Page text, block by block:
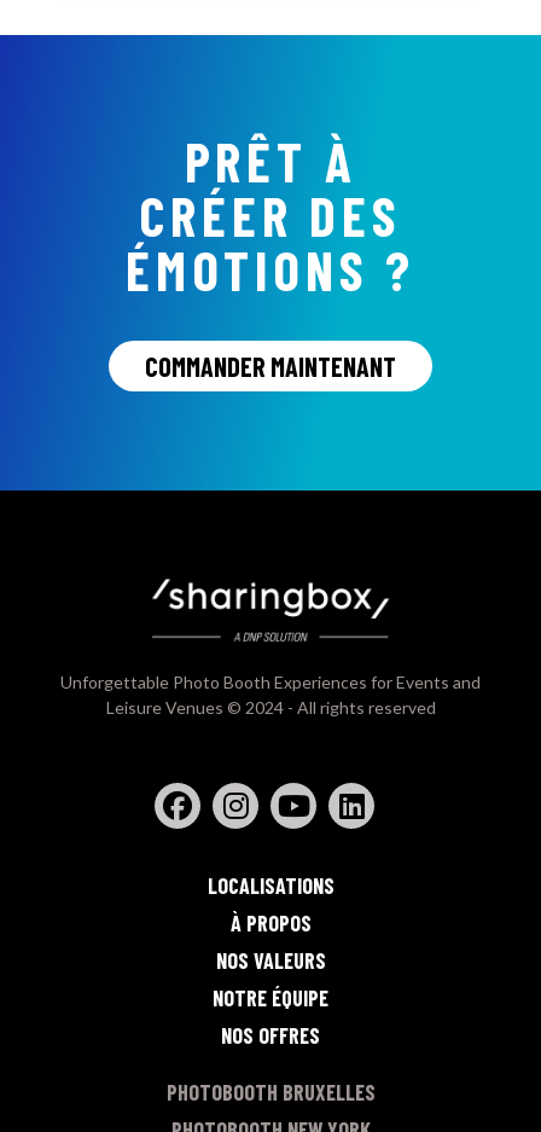
PRÊT À
CRÉER DES
ÉMOTIONS ?
COMMANDER MAINTENANT
Unforgettable Photo Booth Experiences for Events and
Leisure Venues © 2024 - All rights reserved
LOCALISATIONS
À PROPOS
NOS VALEURS
NOTRE ÉQUIPE
NOS OFFRES
PHOTOBOOTH BRUXELLES